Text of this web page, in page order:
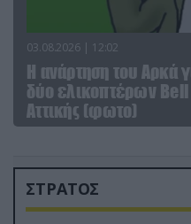
03.08.2026 | 12:02
Η ανάρτηση του Αρκά
δύο ελικοπτέρων
Αττικής (φωτο)
ΣΤΡΑΤΟΣ